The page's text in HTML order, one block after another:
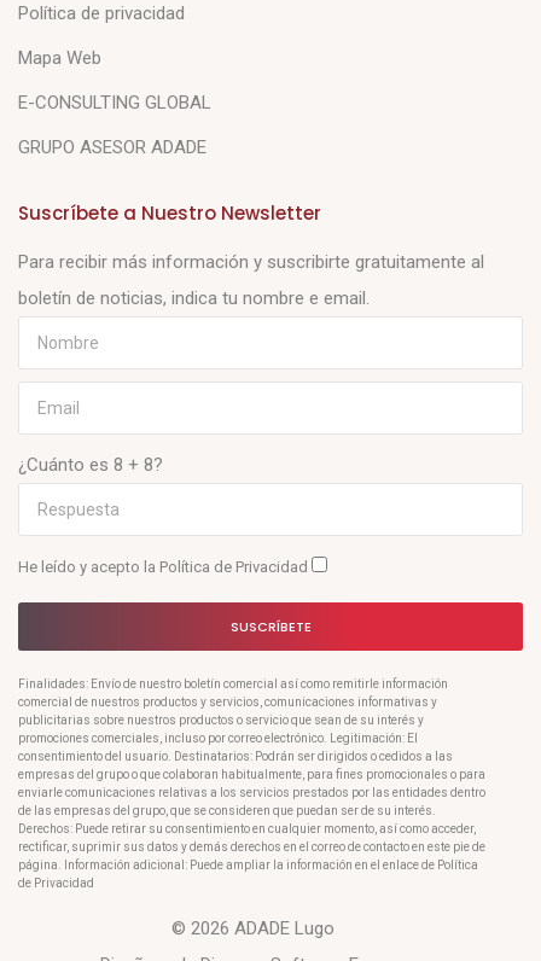
Política de privacidad
Mapa Web
E-CONSULTING GLOBAL
GRUPO ASESOR ADADE
Suscríbete a Nuestro Newsletter
Para recibir más información y suscribirte gratuitamente al
boletín de noticias, indica tu nombre e email.
¿Cuánto es 8 + 8?
He leído y acepto la Política de Privacidad
SUSCRÍBETE
Finalidades: Envío de nuestro boletín comercial así como remitirle información
comercial de nuestros productos y servicios, comunicaciones informativas y
publicitarias sobre nuestros productos o servicio que sean de su interés y
promociones comerciales, incluso por correo electrónico. Legitimación: El
consentimiento del usuario. Destinatarios: Podrán ser dirigidos o cedidos a las
empresas del grupo o que colaboran habitualmente, para fines promocionales o para
enviarle comunicaciones relativas a los servicios prestados por las entidades dentro
de las empresas del grupo, que se consideren que puedan ser de su interés.
Derechos: Puede retirar su consentimiento en cualquier momento, así como acceder,
rectificar, suprimir sus datos y demás derechos en el correo de contacto en este pie de
página. Información adicional: Puede ampliar la información en el enlace de Política
de Privacidad
© 2026 ADADE Lugo